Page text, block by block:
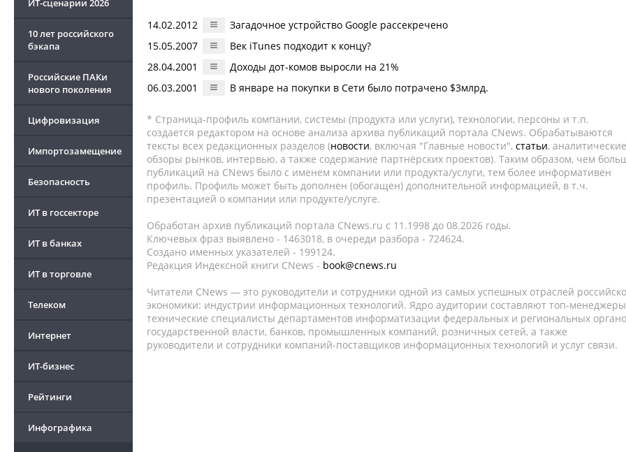
ИТ-сценарии 2026
10 лет российского
бэкапа
Российские ПАКи
нового поколения
Цифровизация
Импортозамещение
Безопасность
ИТ в госсекторе
ИТ в банках
ИТ в торговле
Телеком
Интернет
ИТ-бизнес
Рейтинги
Инфографика
14.02.2012
Загадочное устройство Google рассекречено
15.05.2007
Век iTunes подходит к концу?
28.04.2001
Доходы дот-комов выросли на 21%
06.03.2001
В январе на покупки в Сети было потрачено $3млрд.
* Страница-профиль компании, системы (продукта или услуги), технологии, персоны и т.п.
создается редактором на основе анализа архива публикаций портала CNews. Обрабатываются
тексты всех редакционных разделов (новости, включая "Главные новости", статьи, аналитические
обзоры рынков, интервью, а также содержание партнёрских проектов). Таким образом, чем
публикаций на CNews было с именем компании или продукта/услуги, тем более информативен
профиль. Профиль может быть дополнен (обогащен) дополнительной информацией, в т.ч.
презентацией о компании или продукте/услуге.
Обработан архив публикаций портала CNews.ru c 11.1998 до 08.2026 годы.
Ключевых фраз выявлено - 1463018, в очереди разбора - 724624.
Создано именных указателей - 199124.
Редакция Индексной книги CNews - book@cnews.ru
Читатели CNews — это руководители и сотрудники одной из самых успешных отраслей
экономики: индустрии информационных технологий. Ядро аудитории составляют топ-
технические специалисты департаментов информатизации федеральных и региональных
государственной власти, банков, промышленных компаний, розничных сетей, а также
руководители и сотрудники компаний-поставщиков информационных технологий и услуг связи.